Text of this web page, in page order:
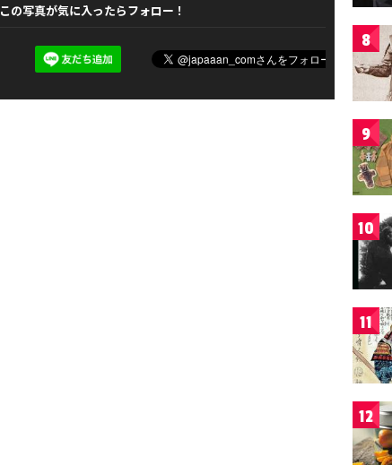
この写真が気に入ったらフォロー！
8
9
10
11
12